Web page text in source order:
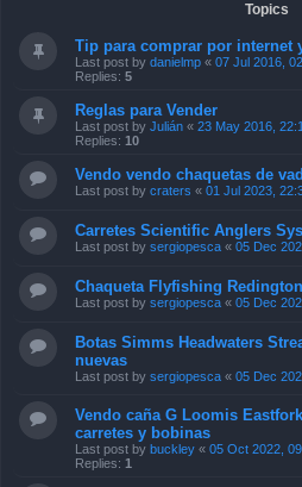
Topics
Tip para comprar por internet
Last post by danielmp « 07 Jul 2016,
Replies: 5
Reglas para Vender
Last post by Julián « 23 May 2016,
Replies: 10
Vendo vendo chaquetas de
Last post by craters « 01 Jul 2023,
Carretes Scientific Anglers
Last post by sergiopesca « 05 Dec
Chaqueta Flyfishing
Last post by sergiopesca « 05 Dec
Botas Simms Headwaters
nuevas
Last post by sergiopesca « 05 Dec
Vendo caña G Loomis
carretes y bobinas
Last post by buckley « 05 Oct 2022,
Replies: 1